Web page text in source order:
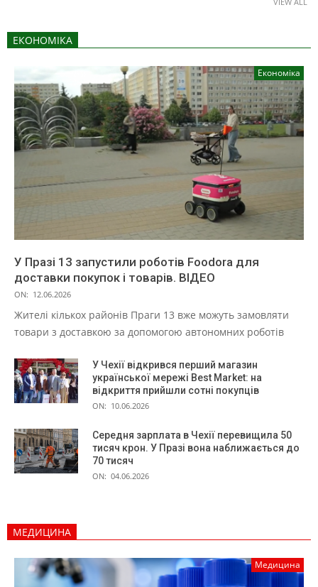
ЕКОНОМІКА
Економіка
У Празі 13 запустили роботів Foodora для
доставки покупок і товарів. ВІДЕО
ON: 12.06.2026
Жителі кількох районів Праги 13 вже можуть замовляти
товари з доставкою за допомогою автономних роботів
У Чехії відкрився перший магазин
української мережі Best Market: на
відкриття прийшли сотні покупців
ON: 10.06.2026
Середня зарплата в Чехії перевищила 50
тисяч крон. У Празі вона наближається до
70 тисяч
ON: 04.06.2026
МЕДИЦИНА
Медицина